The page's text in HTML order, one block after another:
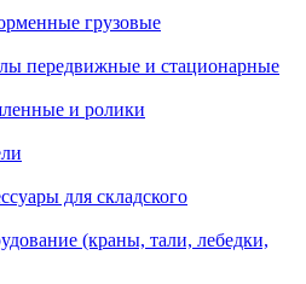
грузовые
передвижные и стационарные
и ролики
для складского
(краны, тали, лебедки,